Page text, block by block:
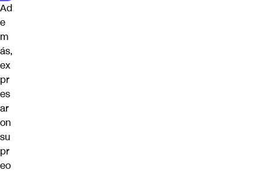
Ad
e
m
ás,
ex
pr
es
ar
on
su
pr
eo